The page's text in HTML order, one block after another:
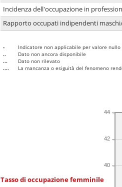
Incidenza dell'occupazione in
Rapporto occupati indipendenti
-
Indicatore non applicabile per valore
..
Dato non ancora disponibile
...
Dato non rilevato
....
La mancanza o esiguità del fenomeno
Tasso di occupazione femminile
40
42
44